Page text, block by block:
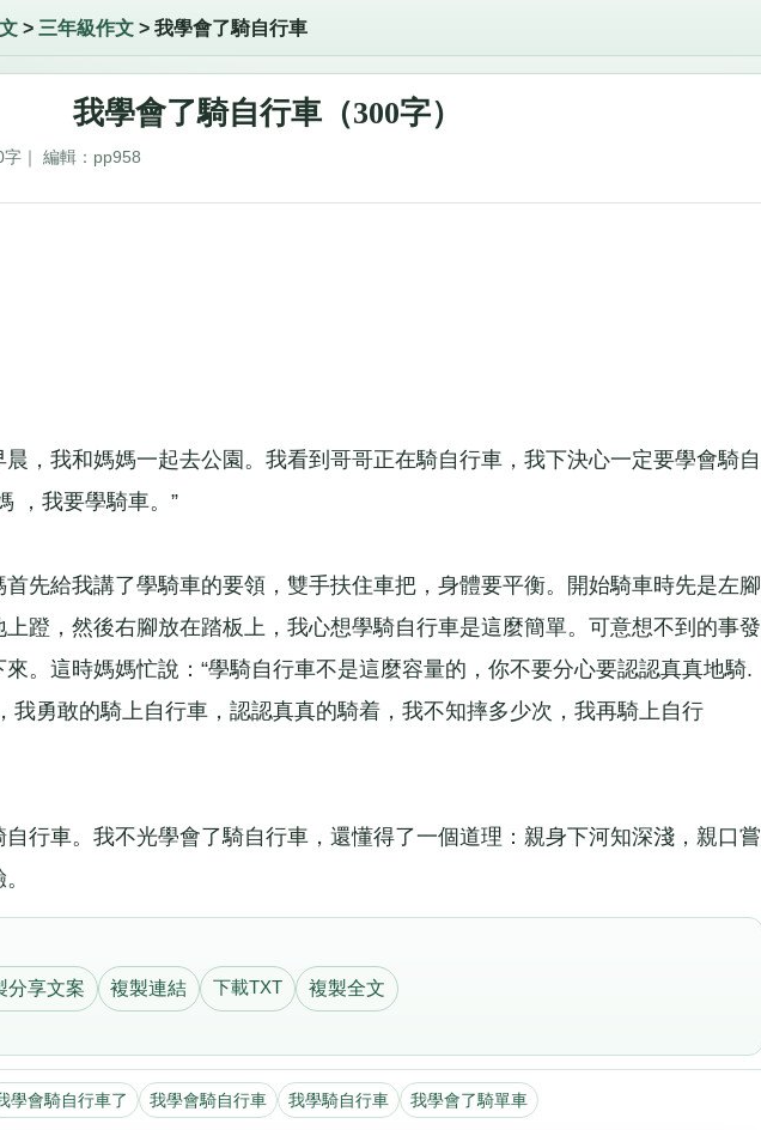
> 三年級作文> 我學會了騎自行車
我學會了騎自行車（300字）
｜ 編輯：pp958
我和媽媽一起去公園。我看到哥哥正在騎自行車，我下決心一定要學會騎自
，我要學騎車。”
給我講了學騎車的要領，雙手扶住車把，身體要平衡。開始騎車時先是左腳
蹬，然後右腳放在踏板上，我心想學騎自行車是這麼簡單。可意想不到的事發
。這時媽媽忙說：“學騎自行車不是這麼容量的，你不要分心要認認真真地騎.
我勇敢的騎上自行車，認認真真的騎着，我不知摔多少次，我再騎上自行
車。我不光學會了騎自行車，還懂得了一個道理：親身下河知深淺，親口嘗
分享文案 複製連結 下載TXT 複製全文
學會騎自行車了 我學會騎自行車 我學騎自行車 我學會了騎單車